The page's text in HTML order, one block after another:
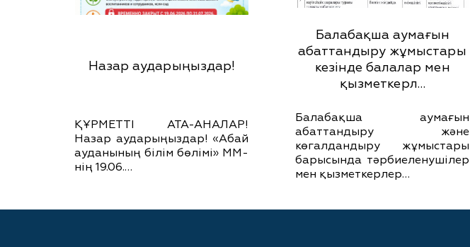
Назар аударыңыздар!
ҚҰРМЕТТІ АТА-АНАЛАР!
Назар аударыңыздар! «Абай
ауданының білім бөлімі» ММ-
нің 19.06.…
Балабақша аумағын
абаттандыру жұмыстары
кезінде балалар мен
қызметкерл…
Балабақша аумағын
абаттандыру және
көгалдандыру жұмыстары
барысында тәрбиеленушілер
мен қызметкерлер…